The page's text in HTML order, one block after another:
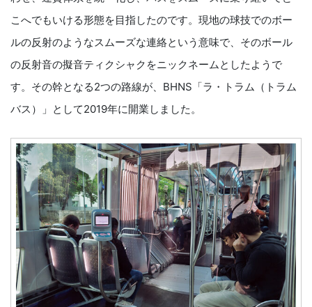
こへでもいける形態を目指したのです。現地の球技でのボー
ルの反射のようなスムーズな連絡という意味で、そのボール
の反射音の擬音ティクシャクをニックネームとしたようで
す。その幹となる2つの路線が、BHNS「ラ・トラム（トラム
バス）」として2019年に開業しました。